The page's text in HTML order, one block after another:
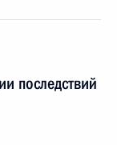
последствий